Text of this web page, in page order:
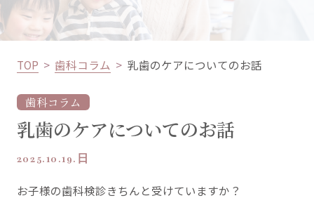
TOP 歯科コラム 乳歯のケアについてのお話
歯科コラム
乳歯のケアについてのお話
2025.10.19.日
お子様の歯科検診きちんと受けていますか？